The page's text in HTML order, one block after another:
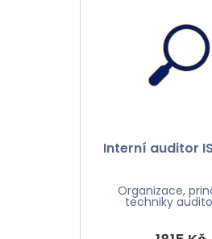
Interní auditor
Organizace,
techniky